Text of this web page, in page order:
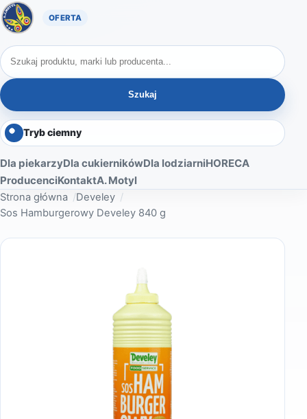
Oferta A. Motyl
Szukaj produktów
Szukaj
Tryb ciemny
Dla piekarzyDla cukiernikówDla lodziarniHORECA
ProducenciKontaktA. Motyl
Strona główna
Develey
Sos Hamburgerowy Develey 840 g